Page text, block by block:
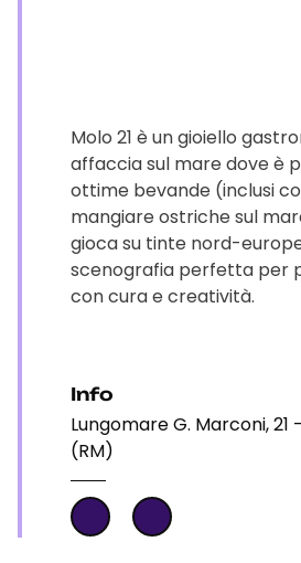
Molo 21 è un gioiello
affaccia sul mare dove è
ottime bevande (inclusi
mangiare ostriche sul
gioca su tinte nord-
scenografia perfetta per
con cura e creatività.
Info
Lungomare G. Marconi,
(RM)